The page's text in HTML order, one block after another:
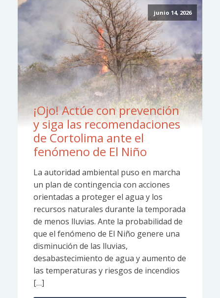
junio 14, 2026
¡Ojo! Actúe con prevención
y siga las recomendaciones
de Cortolima ante el
fenómeno de El Niño
La autoridad ambiental puso en marcha
un plan de contingencia con acciones
orientadas a proteger el agua y los
recursos naturales durante la temporada
de menos lluvias. Ante la probabilidad de
que el fenómeno de El Niño genere una
disminución de las lluvias,
desabastecimiento de agua y aumento de
las temperaturas y riesgos de incendios
[…]